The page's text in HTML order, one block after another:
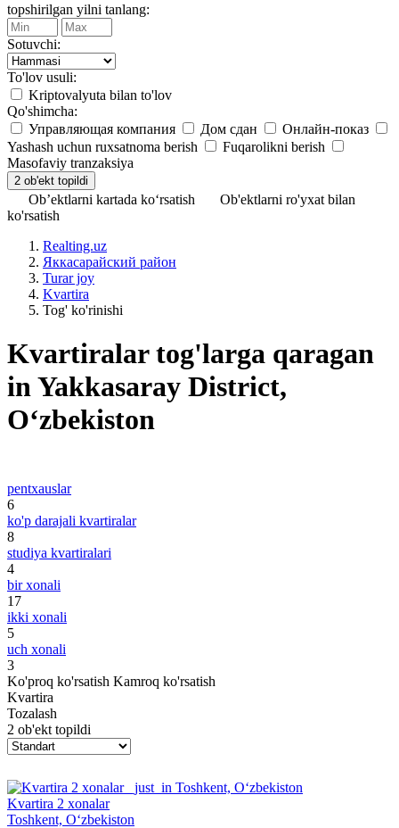
topshirilgan yilni tanlang:
Sotuvchi:
To'lov usuli:
Kriptovalyuta bilan to'lov
Qo'shimcha:
Управляющая компания
Дом сдан
Онлайн-показ
Yashash uchun ruxsatnoma berish
Fuqarolikni berish
Masofaviy tranzaksiya
Ob’ektlarni kartada ko‘rsatish
Ob'ektlarni ro'yxat bilan
ko'rsatish
Realting.uz
Яккасарайский район
Turar joy
Kvartira
Tog' ko'rinishi
Kvartiralar tog'larga qaragan
in Yakkasaray District,
Oʻzbekiston
pentxauslar
6
ko'p darajali kvartiralar
8
studiya kvartiralari
4
bir xonali
17
ikki xonali
5
uch xonali
3
Ko'proq ko'rsatish Kamroq ko'rsatish
Kvartira
Tozalash
2 ob'ekt topildi
Kvartira 2 xonalar
Toshkent, Oʻzbekiston